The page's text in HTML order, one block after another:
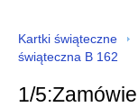
Kartki świąteczne
świąteczna B 162
1/5: